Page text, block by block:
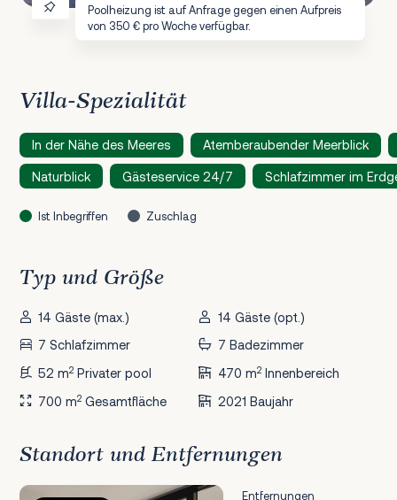
Poolheizung ist auf Anfrage gegen einen Aufpreis
von 350 € pro Woche verfügbar.
Villa-Spezialität
In der Nähe des Meeres Atemberaubender Meerblick
Naturblick Gästeservice 24/7 Schlafzimmer im
Ist Inbegriffen Zuschlag
Typ und Größe
14 Gäste (max.)
14 Gäste (opt.)
7 Schlafzimmer
7 Badezimmer
52 m2 Privater pool 470 m2Innenbereich
700 m2 Gesamtfläche 2021 Baujahr
Standort und Entfernungen
Entfernungen